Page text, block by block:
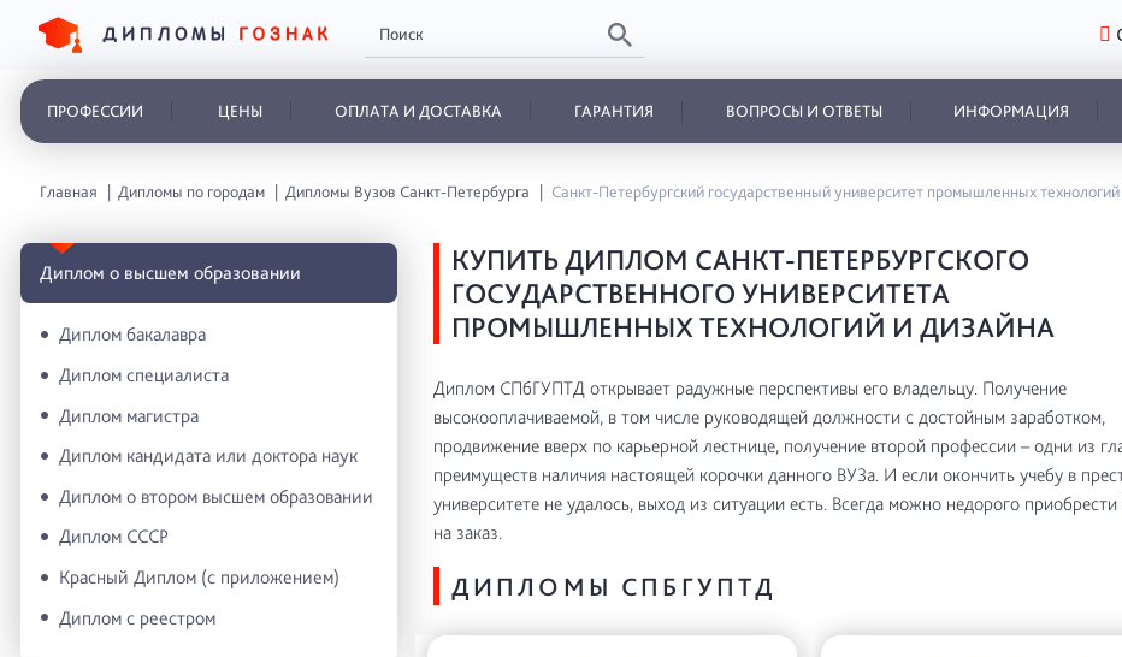
ПРОФЕССИИ ЦЕНЫ ОПЛАТА И ДОСТАВКА ГАРАНТИЯ ВОПРОСЫ И ОТВЕТЫ ИНФОРМАЦИЯ
Главная Дипломы по городам Дипломы Вузов Санкт-Петербурга Санкт-Петербургский государственный университет промышленных
Диплом о высшем образовании
Диплом бакалавра
Диплом специалиста
Диплом магистра
Диплом кандидата или доктора наук
Диплом о втором высшем образовании
Диплом СССР
Красный Диплом (с приложением)
Диплом с реестром
КУПИТЬ ДИПЛОМ САНКТ-ПЕТЕРБУРГСКОГО
ГОСУДАРСТВЕННОГО УНИВЕРСИТЕТА
ПРОМЫШЛЕННЫХ ТЕХНОЛОГИЙ И ДИЗАЙНА
Диплом СПбГУПТД открывает радужные перспективы его владельцу. Получение
высокооплачиваемой, в том числе руководящей должности с достойным заработком,
продвижение вверх по карьерной лестнице, получение второй профессии – одни из
преимуществ наличия настоящей корочки данного ВУЗа. И если окончить учебу в
университете не удалось, выход из ситуации есть. Всегда можно недорого приобрести
на заказ.
ДИПЛОМЫ СПБГУПТД